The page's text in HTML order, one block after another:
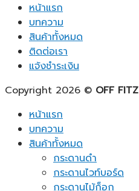
หน้าแรก
บทความ
สินค้าทั้งหมด
ติดต่อเรา
แจ้งชำระเงิน
Copyright 2026 © OFF FITZ
หน้าแรก
บทความ
สินค้าทั้งหมด
กระดานดำ
กระดานไวท์บอร์ด
กระดานไม้ก็อก